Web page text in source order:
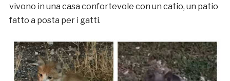
vivono in una casa confortevole con un catio, un patio
fatto a posta per i gatti.